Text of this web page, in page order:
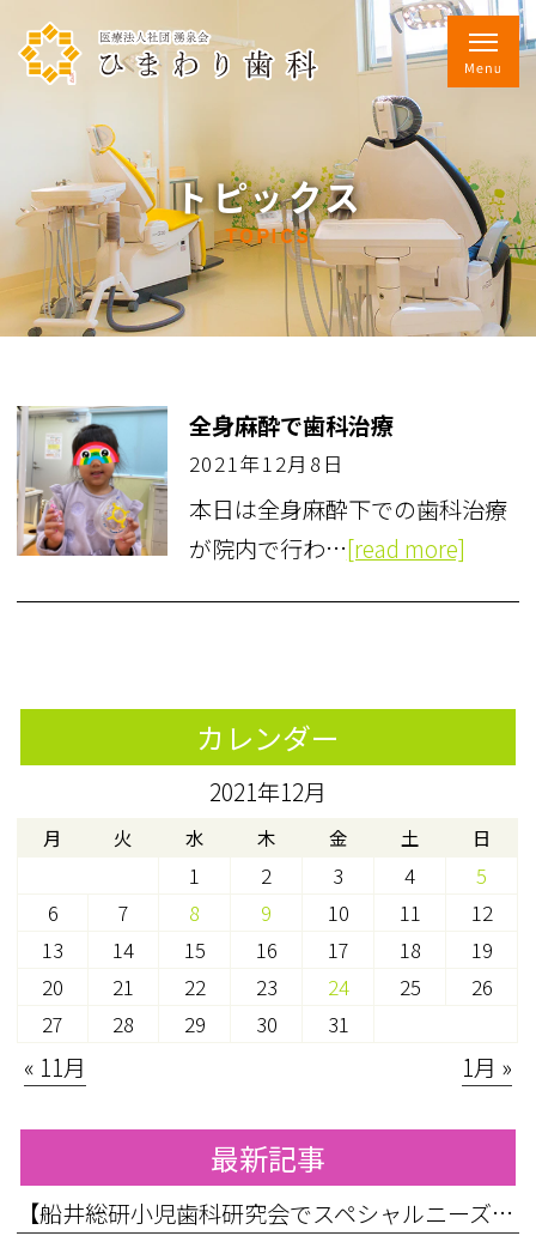
トピックス
TOPICS
全身麻酔で歯科治療
2021年12月8日
本日は全身麻酔下での歯科治療
が院内で行わ…[read more]
カレンダー
2021年12月
月 火 水 木 金 土 日
1 2 3 4
5
6
7 8 9 10 11
12
13
14 15 16 17 18
19
20
21 22 23 24 25
26
27
28 29 30 31
« 11月 1月 »
最新記事
【船井総研小児歯科研究会でスペシャルニーズ対応のお話をしてきました】